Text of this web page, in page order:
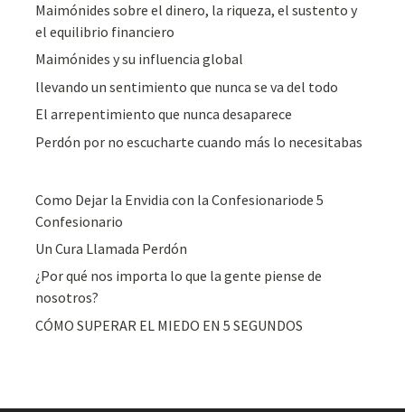
Maimónides sobre el dinero, la riqueza, el sustento y
el equilibrio financiero
Maimónides y su influencia global
llevando un sentimiento que nunca se va del todo
El arrepentimiento que nunca desaparece
Perdón por no escucharte cuando más lo necesitabas
Como Dejar la Envidia con la Confesionariode 5
Confesionario
Un Cura Llamada Perdón
¿Por qué nos importa lo que la gente piense de
nosotros?
CÓMO SUPERAR EL MIEDO EN 5 SEGUNDOS